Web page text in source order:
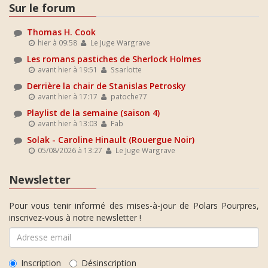
Sur le forum
Thomas H. Cook
hier à 09:58 Le Juge Wargrave
Les romans pastiches de Sherlock Holmes
avant hier à 19:51 Ssarlotte
Derrière la chair de Stanislas Petrosky
avant hier à 17:17 patoche77
Playlist de la semaine (saison 4)
avant hier à 13:03 Fab
Solak - Caroline Hinault (Rouergue Noir)
05/08/2026 à 13:27 Le Juge Wargrave
Newsletter
Pour vous tenir informé des mises-à-jour de Polars Pourpres,
inscrivez-vous à notre newsletter !
Inscription Désinscription